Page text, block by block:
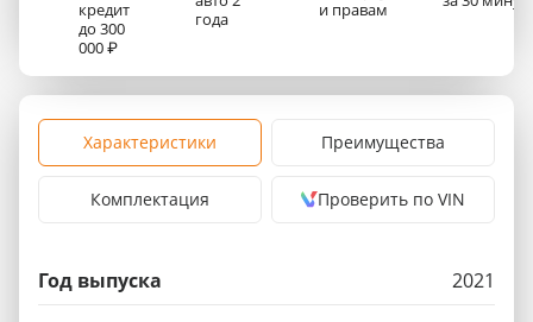
кредит
до 300
000 ₽
года
и правам
Характеристики Преимущества
Комплектация Проверить по VIN
Год выпуска 2021